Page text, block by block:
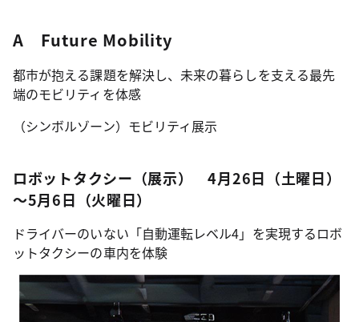
A Future Mobility
都市が抱える課題を解決し、未来の暮らしを支える最先
端のモビリティを体感
（シンボルゾーン）モビリティ展示
ロボットタクシー（展示） 4月26日（土曜日）
～5月6日（火曜日）
ドライバーのいない「自動運転レベル4」を実現するロボ
ットタクシーの車内を体験